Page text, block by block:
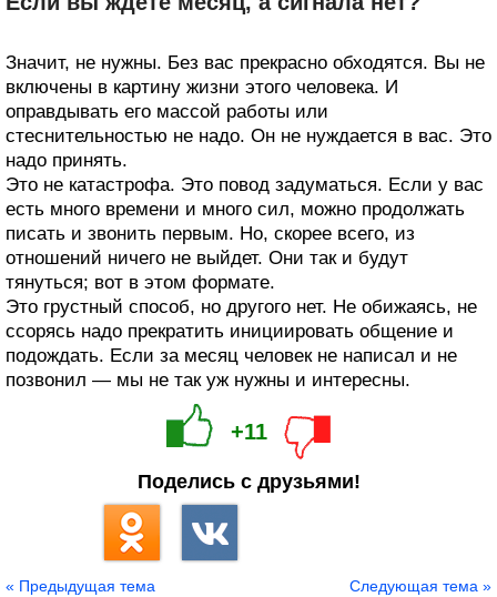
Значит, не нужны. Без вас прекрасно обходятся. Вы не
включены в картину жизни этого человека. И
оправдывать его массой работы или
стеснительностью не надо. Он не нуждается в вас. Это
надо принять.
Это не катастрофа. Это повод задуматься. Если у вас
есть много времени и много сил, можно продолжать
писать и звонить первым. Но, скорее всего, из
отношений ничего не выйдет. Они так и будут
тянуться; вот в этом формате.
Это грустный способ, но другого нет. Не обижаясь, не
ссорясь надо прекратить инициировать общение и
подождать. Если за месяц человек не написал и не
позвонил — мы не так уж нужны и интересны.
+11
Поделись с друзьями!
« Предыдущая тема Следующая тема »